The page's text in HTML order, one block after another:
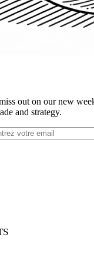
out on our new
and strategy.